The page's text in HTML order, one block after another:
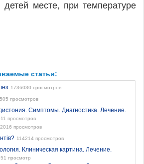
месте, при температуре
статьи:
1736030 просмотров
просмотров
Симптомы. Диагностика. Лечение.
просмотров
просмотров
114214 просмотров
Клиническая картина. Лечение.
просмотр